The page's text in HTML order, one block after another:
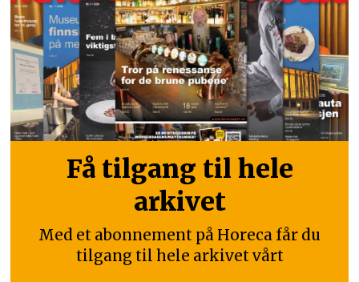
Få tilgang til hele
arkivet
Med et abonnement på Horeca får du
tilgang til hele arkivet vårt